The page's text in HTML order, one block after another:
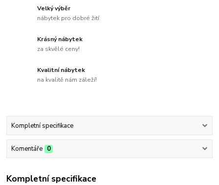
Velký výběr
nábytek pro dobré žití
Krásný nábytek
za skvělé ceny!
Kvalitní nábytek
na kvalitě nám záleží!
Kompletní specifikace
Komentáře 0
Kompletní specifikace